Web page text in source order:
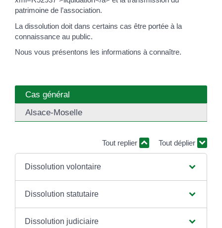
patrimoine de l’association.
La dissolution doit dans certains cas être portée à la
connaissance au public.
Nous vous présentons les informations à connaître.
Cas général
Alsace-Moselle
Tout replier Tout déplier
Dissolution volontaire
Dissolution statutaire
Dissolution judiciaire